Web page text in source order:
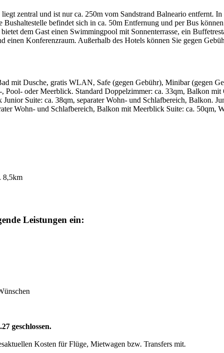
zentral und ist nur ca. 250m vom Sandstrand Balneario entfernt.
Bushaltestelle befindet sich in ca. 50m Entfernung und per Bus
dem Gast einen Swimmingpool mit Sonnenterrasse, ein
einen Konferenzraum. Außerhalb des Hotels können Sie gegen
mit Dusche, gratis WLAN, Safe (gegen Gebühr), Minibar (gegen
, Pool- oder Meerblick. Standard Doppelzimmer: ca. 33qm, Balkon
Suite: ca. 38qm, separater Wohn- und Schlafbereich, Balkon.
Wohn- und Schlafbereich, Balkon mit Meerblick Suite: ca. 50qm,
8,5km
Leistungen ein:
geschlossen.
Kosten für Flüge, Mietwagen bzw. Transfers mit.